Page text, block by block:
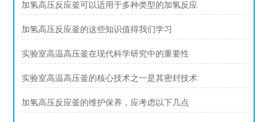
加氢高压反应釜可以适用于多种类型的加氢反应
加氢高压反应釜的这些知识值得我们学习
实验室高温高压釜在现代科学研究中的重要性
实验室高温高压釜的核心技术之一是其密封技术
加氢高压反应釜的维护保养，应考虑以下几点